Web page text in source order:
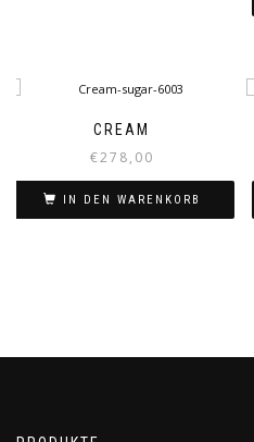
CREAM
€278,00
IN DEN WARENKORB